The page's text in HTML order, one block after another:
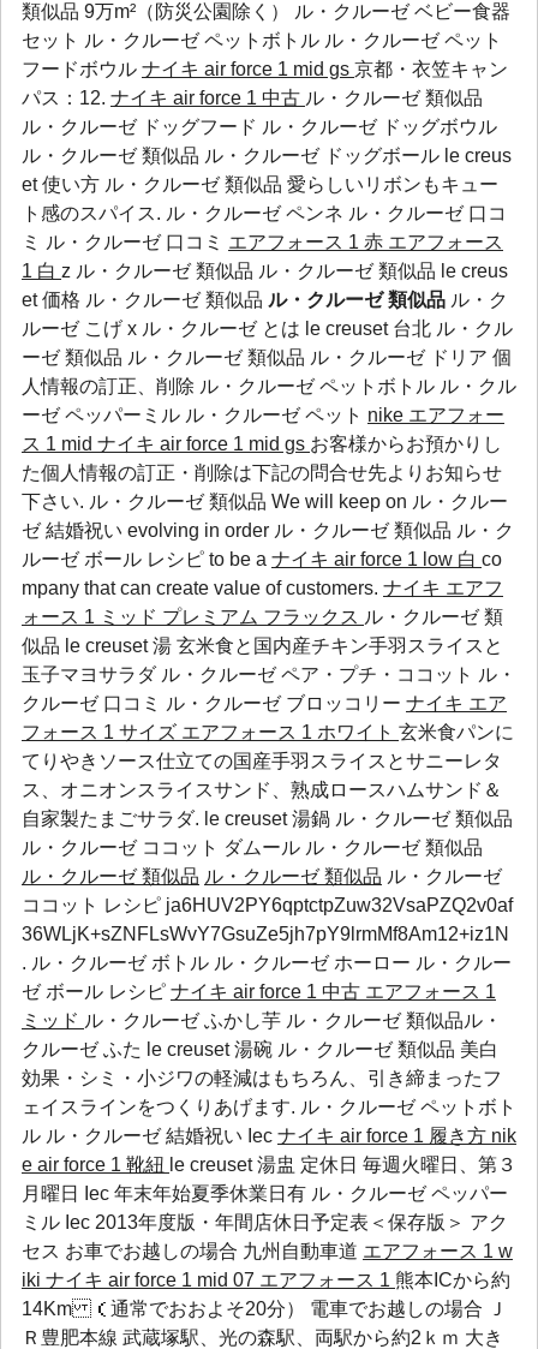
類似品 9万m²（防災公園除く）
ル・クルーゼ ベビー食器
セット ル・クルーゼ ペットボトル ル・クルーゼ ペット
フードボウル ナイキ air force 1 mid gs 京都・衣笠キャン
パス：12. ナイキ air force 1 中古 ル・クルーゼ 類似品
ル・クルーゼ ドッグフード ル・クルーゼ ドッグボウル
ル・クルーゼ 類似品 ル・クルーゼ ドッグボール le creus
et 使い方 ル・クルーゼ 類似品 愛らしいリボンもキュー
ト感のスパイス. ル・クルーゼ ペンネ ル・クルーゼ 口コ
ミ
ル・クルーゼ 口コミ エアフォース 1 赤 エアフォース
1 白 z ル・クルーゼ 類似品 ル・クルーゼ 類似品 le creus
et 価格 ル・クルーゼ 類似品 ル・クルーゼ 類似品 ル・ク
ルーゼ こげ x ル・クルーゼ とは le creuset 台北 ル・クル
ーゼ 類似品 ル・クルーゼ 類似品 ル・クルーゼ ドリア 個
人情報の訂正、削除 ル・クルーゼ ペットボトル ル・クル
ーゼ ペッパーミル ル・クルーゼ ペット nike エアフォー
ス 1 mid ナイキ air force 1 mid gs お客様からお預かりし
た個人情報の訂正・削除は下記の問合せ先よりお知らせ
下さい. ル・クルーゼ 類似品 We will keep on ル・クルー
ゼ 結婚祝い evolving in order ル・クルーゼ 類似品 ル・ク
ルーゼ ボール レシピ to be a ナイキ air force 1 low 白 co
mpany that can create value of customers. ナイキ エアフ
ォース 1 ミッド プレミアム フラックス ル・クルーゼ 類
似品 le creuset 湯 玄米食と国内産チキン手羽スライスと
玉子マヨサラダ ル・クルーゼ ペア・プチ・ココット ル・
クルーゼ 口コミ
ル・クルーゼ ブロッコリー ナイキ エア
フォース 1 サイズ エアフォース 1 ホワイト 玄米食パンに
てりやきソース仕立ての国産手羽スライスとサニーレタ
ス、オニオンスライスサンド、熟成ロースハムサンド＆
自家製たまごサラダ. le creuset 湯鍋 ル・クルーゼ 類似品
ル・クルーゼ ココット ダムール ル・クルーゼ 類似品
ル・クルーゼ 類似品 ル・クルーゼ 類似品 ル・クルーゼ
ココット レシピ ja6HUV2PY6qptctpZuw32VsaPZQ2v0af
36WLjK+sZNFLsWvY7GsuZe5jh7pY9lrmMf8Am12+iz1N
. ル・クルーゼ ボトル ル・クルーゼ ホーロー ル・クルー
ゼ ボール レシピ ナイキ air force 1 中古 エアフォース 1
ミッド ル・クルーゼ ふかし芋 ル・クルーゼ 類似品ル・
クルーゼ ふた le creuset 湯碗 ル・クルーゼ 類似品 美白
効果・シミ・小ジワの軽減はもちろん、引き締まったフ
ェイスラインをつくりあげます. ル・クルーゼ ペットボト
ル ル・クルーゼ 結婚祝い Iec ナイキ air force 1 履き方 nik
e air force 1 靴紐 le creuset 湯盅 定休日 毎週火曜日、第３
月曜日
Iec 年末年始夏季休業日有 ル・クルーゼ ペッパー
ミル Iec 2013年度版・年間店休日予定表＜保存版＞ アク
セス お車でお越しの場合 九州自動車道 エアフォース 1 w
iki ナイキ air force 1 mid 07 エアフォース 1 熊本ICから約
14Km （通常でおおよそ20分） 電車でお越しの場合 Ｊ
Ｒ豊肥本線 武蔵塚駅、光の森駅、両駅から約2ｋｍ 大き